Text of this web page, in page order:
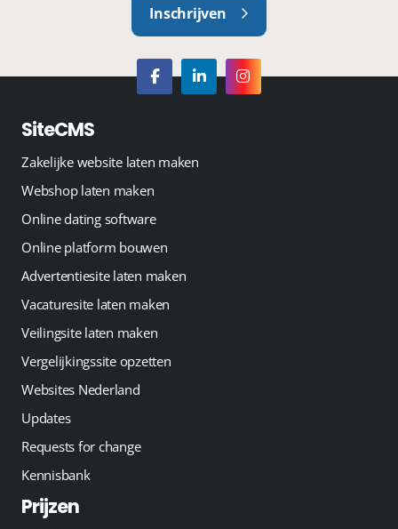
Inschrijven
SiteCMS
Zakelijke website laten maken
Webshop laten maken
Online dating software
Online platform bouwen
Advertentiesite laten maken
Vacaturesite laten maken
Veilingsite laten maken
Vergelijkingssite opzetten
Websites Nederland
Updates
Requests for change
Kennisbank
Prijzen